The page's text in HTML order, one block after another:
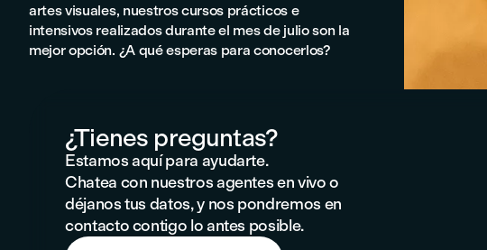
artes visuales, nuestros cursos prácticos e
intensivos realizados durante el mes de julio son la
mejor opción. ¿A qué esperas para conocerlos?
¿Tienes preguntas?
Estamos aquí para ayudarte.
Chatea con nuestros agentes en vivo o
déjanos tus datos, y nos pondremos en
contacto contigo lo antes posible.